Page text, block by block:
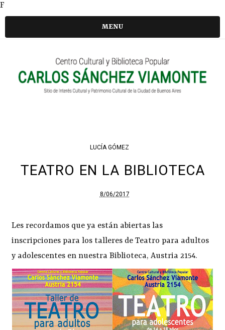
F
MENU
LUCÍA GÓMEZ
TEATRO EN LA BIBLIOTECA
8/06/2017
Les recordamos que ya están abiertas las
inscripciones para los talleres de Teatro para adultos
y adolescentes en nuestra Biblioteca, Austria 2154.